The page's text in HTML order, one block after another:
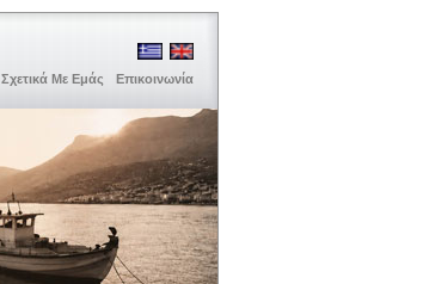
Σχετικά Με Εμάς Επικοινωνία